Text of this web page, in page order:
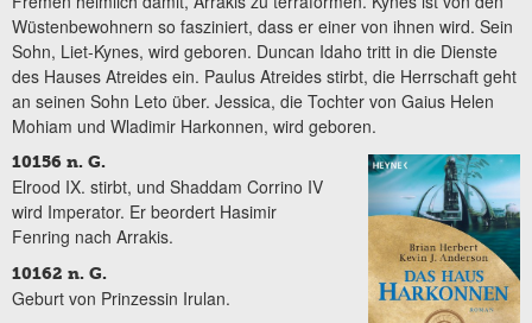
Wüstenbewohnern so fasziniert, dass er einer von ihnen wird. Sein
Sohn, Liet-Kynes, wird geboren. Duncan Idaho tritt in die Dienste
des Hauses Atreides ein. Paulus Atreides stirbt, die Herrschaft geht
an seinen Sohn Leto über. Jessica, die Tochter von Gaius Helen
Mohiam und Wladimir Harkonnen, wird geboren.
10156 n. G.
Elrood IX. stirbt, und Shaddam Corrino IV
wird Imperator. Er beordert Hasimir
Fenring nach Arrakis.
10162 n. G.
Geburt von Prinzessin Irulan.